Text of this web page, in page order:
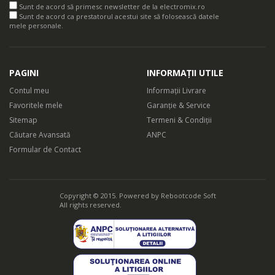
evolutia retetei pe care o pregatesti.
Economisesti timp si gatesti mai sanatos
Aparatul nu necesita supraveghere, asa ca iti poti rezolva intre
timp si alte treburi, economisind timp. Mai mult decat atat,
gatirea cu ajutorul slow cooker-ului ajuta la pastrarea
Sunt de acord să primesc newsletter de la electromix.ro
Sunt de acord ca prestatorul acestui site să folosească datele
mele personale.
PAGINI
Contul meu
Favoritele mele
Sitemap
Căutare Avansată
Formular de Contact
INFORMAȚII UTILE
Informații Livrare
Garanție & Service
Termeni & Condiții
ANPC
Copyright © 2015. Powered by Rebootcode Soft
All rights reserved.